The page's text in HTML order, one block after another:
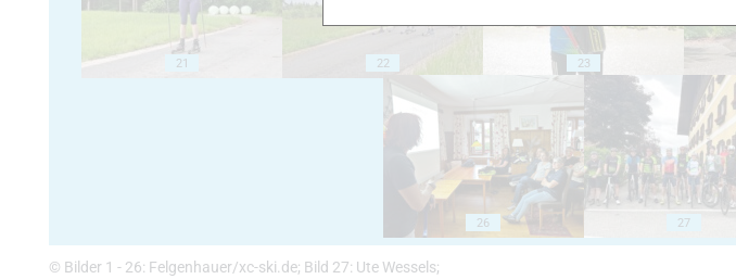
21 22 23
26 27
© Bilder 1 - 26: Felgenhauer/xc-ski.de; Bild 27: Ute Wessels;